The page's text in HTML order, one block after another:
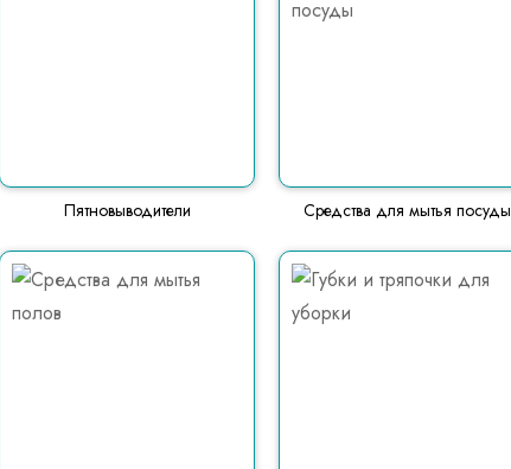
Пятновыводители Средства для мытья посуды